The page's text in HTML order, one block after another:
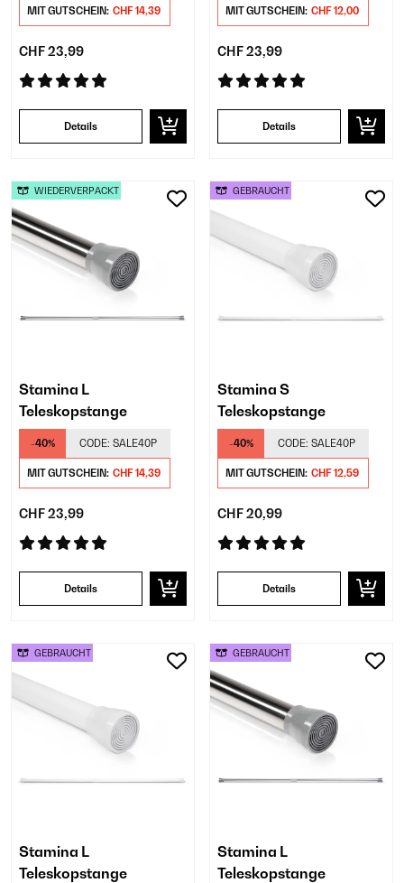
MIT GUTSCHEIN: CHF 14,39
CHF 23,99
Details
MIT GUTSCHEIN: CHF 12,00
CHF 23,99
Details
Stamina L
Teleskopstange
-40% CODE: SALE40P
MIT GUTSCHEIN: CHF 14,39
CHF 23,99
Details
WIEDERVERPACKT
Stamina S
Teleskopstange
-40% CODE: SALE40P
MIT GUTSCHEIN: CHF 12,59
CHF 20,99
Details
GEBRAUCHT
Stamina L
Teleskopstange
GEBRAUCHT
Stamina L
Teleskopstange
GEBRAUCHT